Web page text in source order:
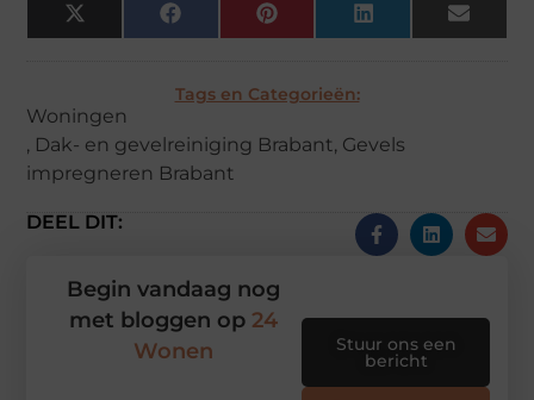
X
(Twitter)
FacebookPinterestLinkedIn Email
Tags en Categorieën:
Woningen
, Dak- en gevelreiniging Brabant, Gevels
impregneren Brabant
DEEL DIT:
Begin vandaag nog
met bloggen op 24
Wonen
Stuur ons een
bericht